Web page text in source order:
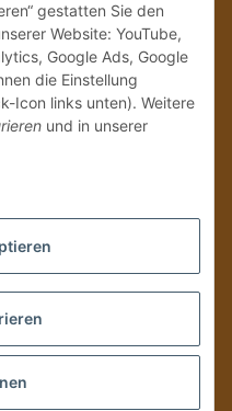
regelmäßig und
Produktsortiment per E-Mail zu.
volljährige Personen!
zzgl.
gestatten Sie den
Website: YouTube,
Google Ads, Google
die Einstellung
Icon links unten). Weitere
und in unserer